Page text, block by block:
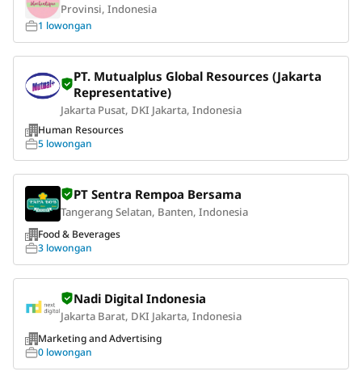
Provinsi, Indonesia
1 lowongan
PT. Mutualplus Global Resources (Jakarta
Representative)
Jakarta Pusat, DKI Jakarta, Indonesia
Human Resources
5 lowongan
PT Sentra Rempoa Bersama
Tangerang Selatan, Banten, Indonesia
Food & Beverages
3 lowongan
Nadi Digital Indonesia
Jakarta Barat, DKI Jakarta, Indonesia
Marketing and Advertising
0 lowongan